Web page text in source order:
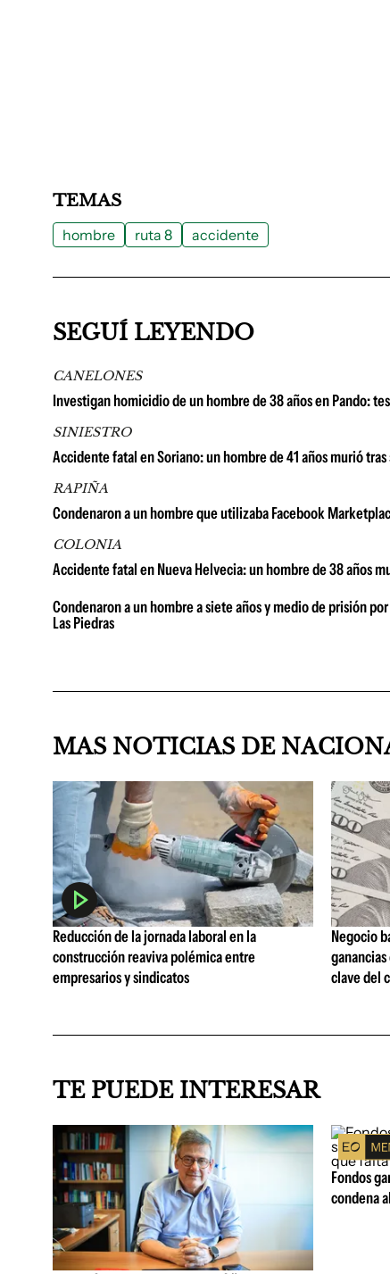
TEMAS
hombre ruta 8 accidente
SEGUÍ LEYENDO
CANELONES
Investigan homicidio de un hombre de 38 años en Pando:
SINIESTRO
Accidente fatal en Soriano: un hombre de 41 años murió
RAPIÑA
Condenaron a un hombre que utilizaba Facebook
COLONIA
Accidente fatal en Nueva Helvecia: un hombre de 38 años
Condenaron a un hombre a siete años y medio de prisión
Las Piedras
MAS NOTICIAS DE
Reducción de la jornada laboral en la
construcción reaviva polémica entre
empresarios y sindicatos
Negocio
clave del
TE PUEDE INTERESAR
Fondos
condena